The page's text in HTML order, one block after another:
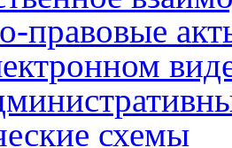
правовые
схемы